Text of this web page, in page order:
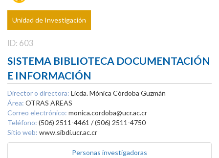
Unidad de Investigación
ID: 603
SISTEMA BIBLIOTECA DOCUMENTACIÓN
E INFORMACIÓN
Director o directora: Licda. Mónica Córdoba Guzmán
Área: OTRAS AREAS
Correo electrónico: monica.cordoba@ucr.ac.cr
Teléfono: (506) 2511-4461 / (506) 2511-4750
Sitio web: www.sibdi.ucr.ac.cr
Personas investigadoras